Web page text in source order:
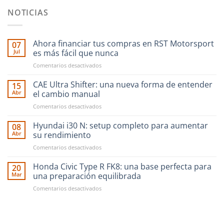
NOTICIAS
07
Jul
Ahora financiar tus compras en RST Motorsport
es más fácil que nunca
Comentarios desactivadosen
financiar
tus
en
Motorsport
fácil
nunca
15
Abr
CAE Ultra Shifter: una nueva forma de entender
el cambio manual
Comentarios desactivadosen
Ultra
Shifter:
nueva
de
entender
cambio
08
Abr
Hyundai i30 N: setup completo para aumentar
su rendimiento
Comentarios desactivadosen
i30
N:
setup
completo
20
Mar
Honda Civic Type R FK8: una base perfecta para
una preparación equilibrada
Comentarios desactivadosen